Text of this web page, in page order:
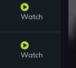
Watch
Watch